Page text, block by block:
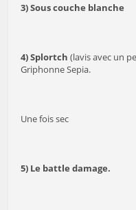
3) Sous couche blanche
4) Splortch (lavis avec un
Griphonne Sepia.
Une fois sec
5) Le battle damage.